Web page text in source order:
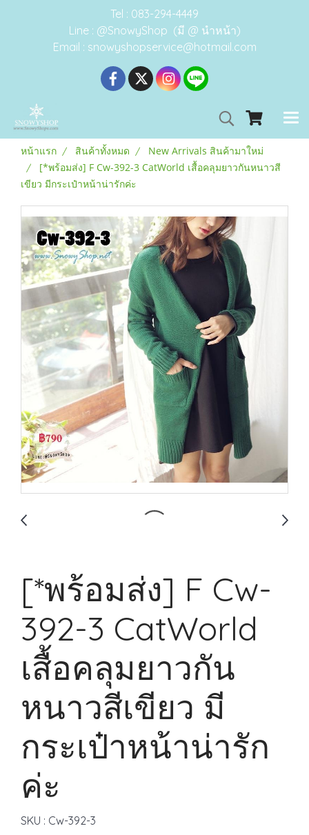
Tel : 083-294-4449
Line : @SnowyShop (มี @ นำหน้า)
Email : snowyshopservice@hotmail.com
หน้าแรก สินค้าทั้งหมด
New Arrivals สินค้ามาใหม่
[*พร้อมส่ง] F Cw-392-3 CatWorld เสื้อคลุมยาวกันหนาวสี
เขียว มีกระเป๋าหน้าน่ารักค่ะ
[*พร้อมส่ง] F Cw-
392-3 CatWorld
เสื้อคลุมยาวกัน
หนาวสีเขียว มี
กระเป๋าหน้าน่ารัก
ค่ะ
SKU : Cw-392-3